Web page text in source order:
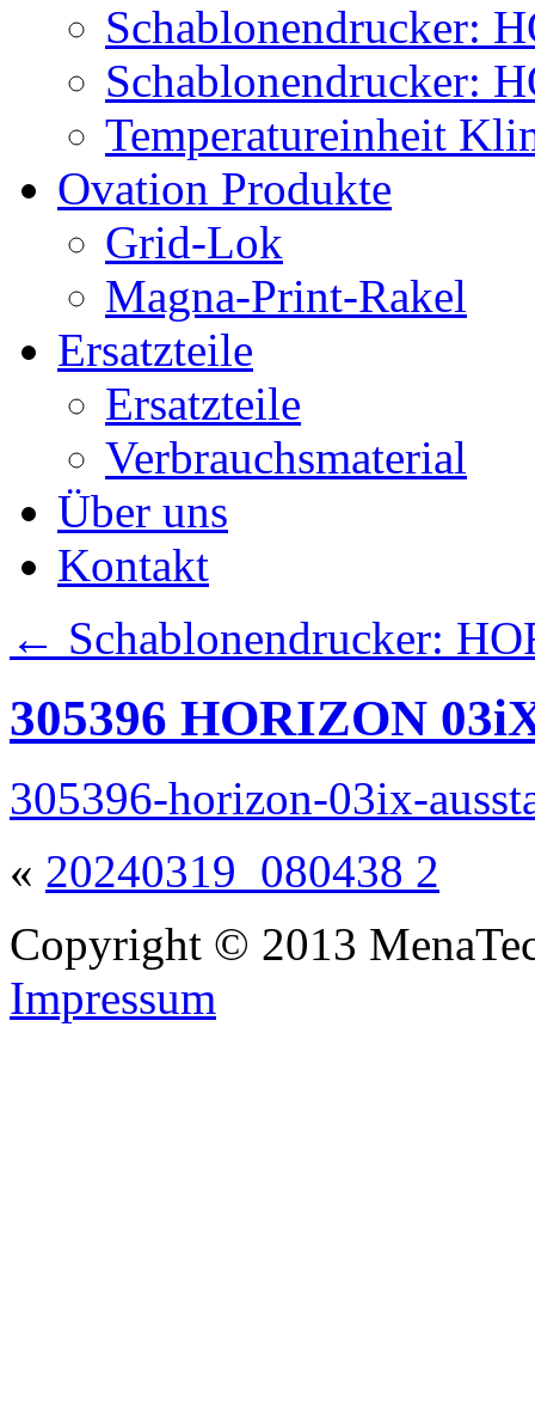
Schablonendrucker:
Schablonendrucker:
Temperatureinheit
Ovation Produkte
Grid-Lok
Magna-Print-Rakel
Ersatzteile
Ersatzteile
Verbrauchsmaterial
Über uns
Kontakt
← Schablonendrucker:
305396 HORIZON
305396-horizon-03ix-
« 20240319_080438 2
Copyright © 2013
Impressum